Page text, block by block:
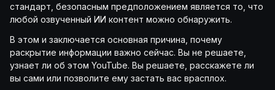
стандарт, безопасным предположением является то, что
любой озвученный ИИ контент можно обнаружить.
В этом и заключается основная причина, почему
раскрытие информации важно сейчас. Вы не решаете,
узнает ли об этом YouTube. Вы решаете, расскажете ли
вы сами или позволите ему застать вас врасплох.